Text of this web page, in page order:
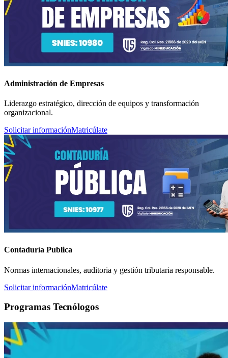
Administración de Empresas
Liderazgo estratégico, dirección de equipos y transformación
organizacional.
Solicitar informaciónMatricúlate
Contaduría Publica
Normas internacionales, auditoria y gestión tributaria responsable.
Solicitar informaciónMatricúlate
Programas Tecnólogos